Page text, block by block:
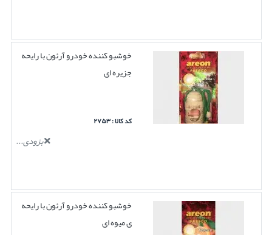
خوشبو کننده خودرو آرئون با رایحه
جزیره ای
کد کالا : ۲۷۵۳
بزودی...
خوشبو کننده خودرو آرئون با رایحه
ی میوه ای